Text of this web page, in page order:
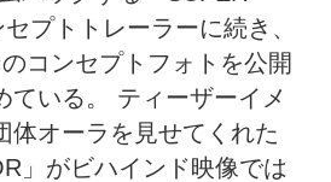
プトトレーラーに続き、
コンセプトフォトを公開
ている。 ティーザーイメ
体オーラを見せてくれた
」がビハインド映像では